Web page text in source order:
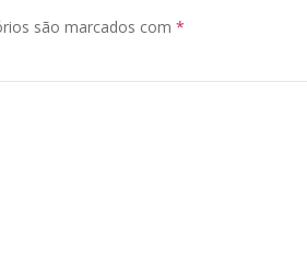
são marcados com *